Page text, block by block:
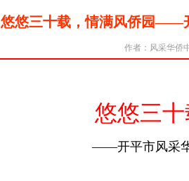
悠悠三十载，情满风侨园——
作者：风采华侨
悠悠三
——开平市风采